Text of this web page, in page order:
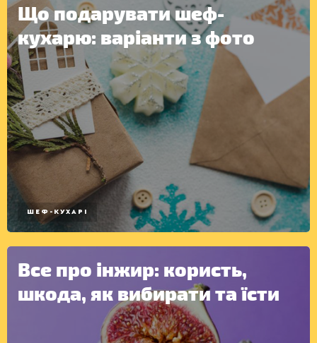
Що подарувати шеф-
кухарю: варіанти з фото
ШЕФ-КУХАРІ
Все про інжир: користь,
шкода, як вибирати та їсти